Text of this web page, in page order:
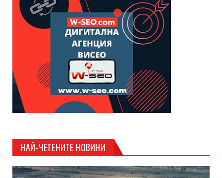
НАЙ-ЧЕТЕНИТЕ НОВИНИ